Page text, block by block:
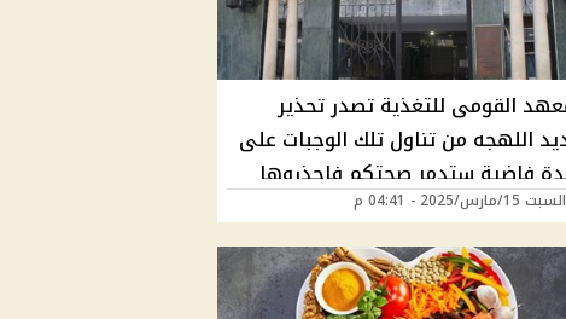
القومى للتغذية تصدر تحذير
اللهجه من تناول تلك الوجبات على
فاضية ستدمر صحتكم فاحذروها
السبت 15/مارس/2025 - 04:41 م